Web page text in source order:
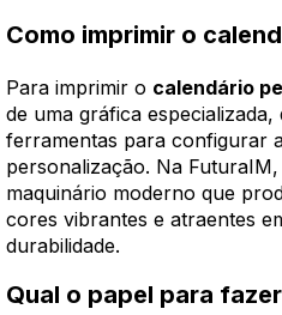
Como imprimir o
Para imprimir o calendário
de uma gráfica
ferramentas para configurar
personalização. Na
maquinário moderno que
cores vibrantes e atraentes
durabilidade.
Qual o papel para